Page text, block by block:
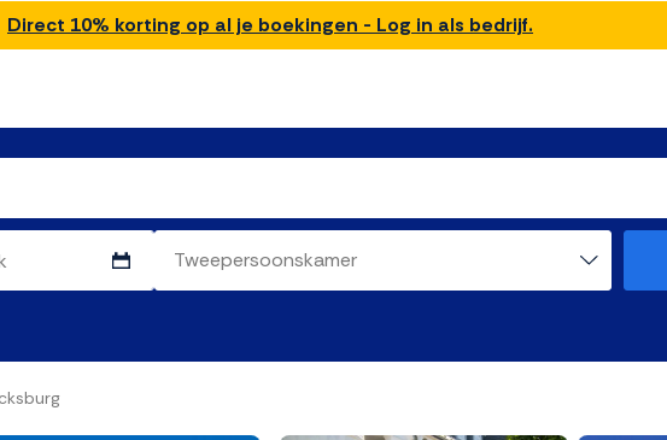
Direct 10% korting op al je boekingen - Log in als bedrijf.